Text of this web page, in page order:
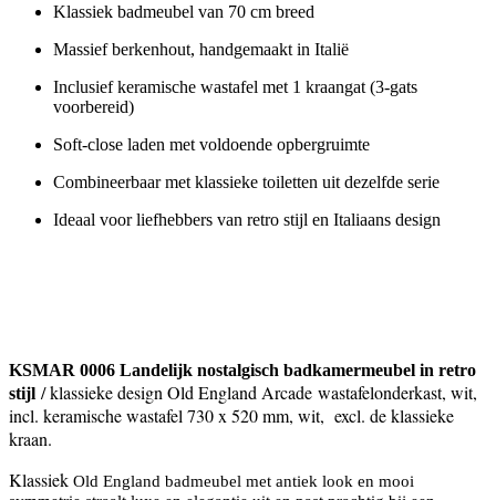
Klassiek badmeubel van 70 cm breed
Massief berkenhout, handgemaakt in Italië
Inclusief keramische wastafel met 1 kraangat (3-gats
voorbereid)
Soft-close laden met voldoende opbergruimte
Combineerbaar met klassieke toiletten uit dezelfde serie
Ideaal voor liefhebbers van retro stijl en Italiaans design
KSMAR 0006 Landelijk nostalgisch badkamermeubel in retro
stijl / klassieke design Old England Arcade wastafelonderkast, wit,
incl. keramische wastafel 730 x 520 mm, wit, excl. de klassieke
kraan.
Klassiek Old England badmeubel met antiek look en mooi